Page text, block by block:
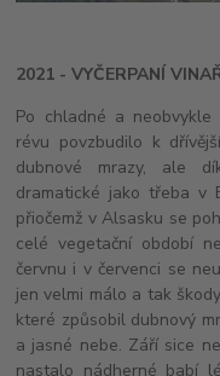
2021 - VYČERPANÍ
Po chladné a neobvykle
révu povzbudilo k
dubnové mrazy, ale
dramatické jako třeba v
přiočemž v Alsasku se
celé vegetační období
červnu i v červenci se
jen velmi málo a tak
které způsobil dubnový
a jasné nebe. Září sice
nastalo nádherné babí